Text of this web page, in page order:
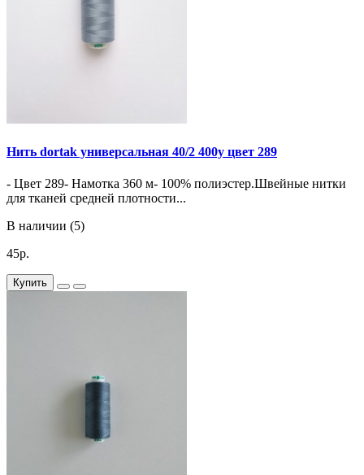
Нить dortak универсальная 40/2 400y цвет 289
- Цвет 289- Намотка 360 м- 100% полиэстер.Швейные нитки
для тканей средней плотности...
В наличии (5)
45р.
Купить